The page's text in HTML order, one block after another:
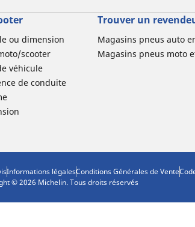
ou dimension
scooter
véhicule
de conduite
Trouver un
Magasins pneus auto
Magasins pneus moto
Informations légalesConditions Générales de Vente
© 2026 Michelin. Tous droits réservés